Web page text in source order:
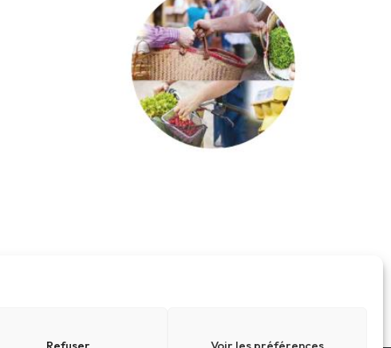
Refuser Voir les préférences